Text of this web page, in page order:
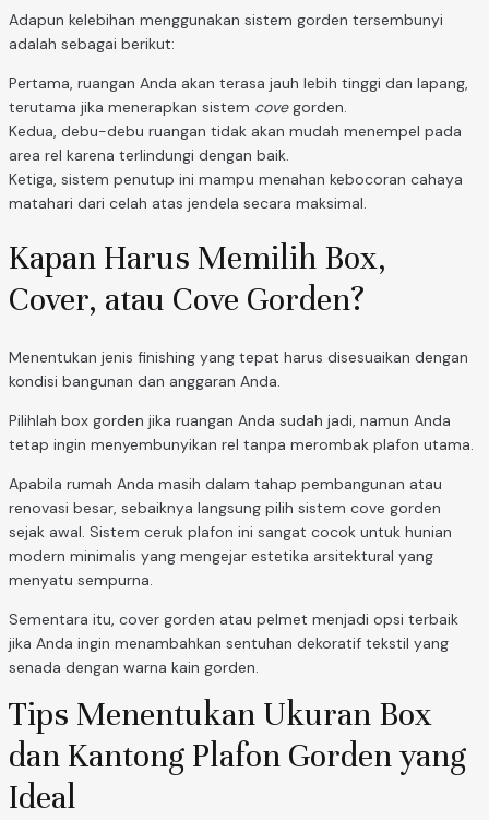
Adapun kelebihan menggunakan sistem gorden tersembunyi
adalah sebagai berikut:
Pertama, ruangan Anda akan terasa jauh lebih tinggi dan lapang,
terutama jika menerapkan sistem covegorden.
Kedua, debu-debu ruangan tidak akan mudah menempel pada
area rel karena terlindungi dengan baik.
Ketiga, sistem penutup ini mampu menahan kebocoran cahaya
matahari dari celah atas jendela secara maksimal.
Kapan Harus Memilih Box,
Cover, atau Cove Gorden?
Menentukan jenis finishing yang tepat harus disesuaikan dengan
kondisi bangunan dan anggaran Anda.
Pilihlah box gorden jika ruangan Anda sudah jadi, namun Anda
tetap ingin menyembunyikan rel tanpa merombak plafon utama.
Apabila rumah Anda masih dalam tahap pembangunan atau
renovasi besar, sebaiknya langsung pilih sistem cove gorden
sejak awal. Sistem ceruk plafon ini sangat cocok untuk hunian
modern minimalis yang mengejar estetika arsitektural yang
menyatu sempurna.
Sementara itu, cover gorden atau pelmet menjadi opsi terbaik
jika Anda ingin menambahkan sentuhan dekoratif tekstil yang
senada dengan warna kain gorden.
Tips Menentukan Ukuran Box
dan Kantong Plafon Gorden yang
Ideal